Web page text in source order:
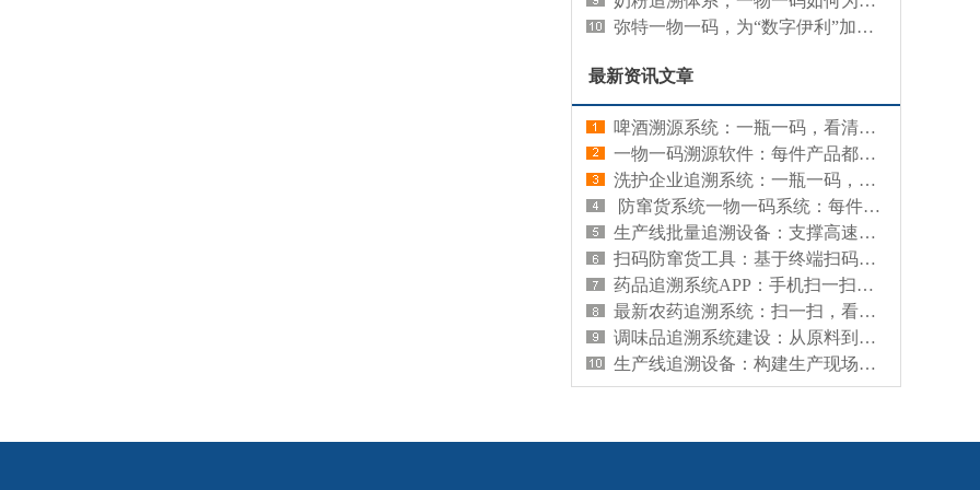
弥特一物一码，为“数字伊利”加码发力
最新资讯文章
啤酒溯源系统：一瓶一码，看清啤酒从酿造到餐桌的全程档案
一物一码溯源软件：每件产品都有专属身份证，扫码即可查看全程档案
洗护企业追溯系统：一瓶一码，看清洗护产品的成分与生产档案
​ 防窜货系统一物一码系统：每件产品都有专属码，管住渠道流向守住价格红线
生产线批量追溯设备：支撑高速产线多级包装关联与数据采集的硬件系统
扫码防窜货工具：基于终端扫码行为触发窜货预警的轻量化应用
药品追溯系统APP：手机扫一扫，看清药品的安全档案
最新农药追溯系统：扫一扫，看清农药的合规档案
调味品追溯系统建设：从原料到餐桌的信息记录与管理
生产线追溯设备：构建生产现场数据精准采集与实时关联的硬件系统